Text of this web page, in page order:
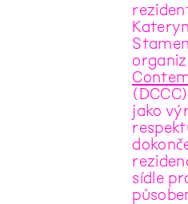
jako
sídle